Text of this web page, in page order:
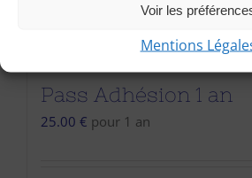
Voir les
Mentions
Pass Adhésion 1 an
25.00 € pour 1 an